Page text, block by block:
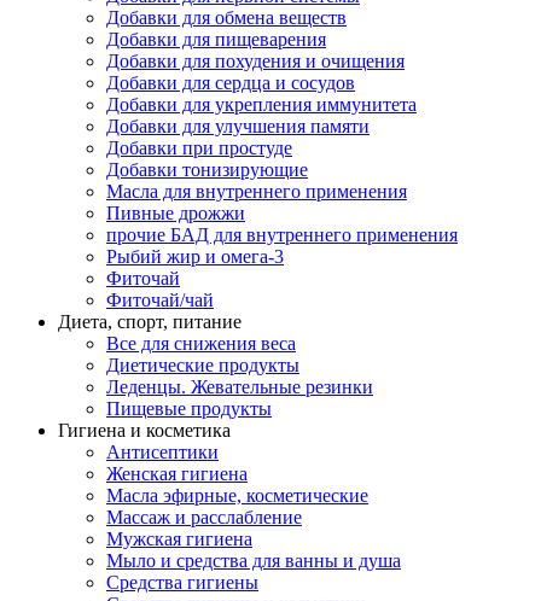
Добавки для обмена веществ
Добавки для пищеварения
Добавки для похудения и очищения
Добавки для сердца и сосудов
Добавки для укрепления иммунитета
Добавки для улучшения памяти
Добавки при простуде
Добавки тонизирующие
Масла для внутреннего применения
Пивные дрожжи
прочие БАД для внутреннего применения
Рыбий жир и омега-3
Фиточай
Фиточай/чай
Диета, спорт, питание
Все для снижения веса
Диетические продукты
Леденцы. Жевательные резинки
Пищевые продукты
Гигиена и косметика
Антисептики
Женская гигиена
Масла эфирные, косметические
Массаж и расслабление
Мужская гигиена
Мыло и средства для ванны и душа
Средства гигиены